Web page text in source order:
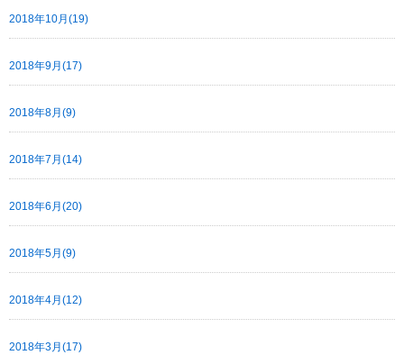
2018年10月(19)
2018年9月(17)
2018年8月(9)
2018年7月(14)
2018年6月(20)
2018年5月(9)
2018年4月(12)
2018年3月(17)